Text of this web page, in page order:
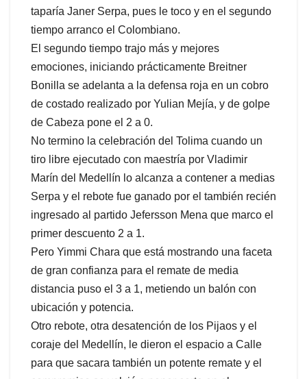
taparía Janer Serpa, pues le toco y en el segundo
tiempo arranco el Colombiano.
El segundo tiempo trajo más y mejores
emociones, iniciando prácticamente Breitner
Bonilla se adelanta a la defensa roja en un cobro
de costado realizado por Yulian Mejía, y de golpe
de Cabeza pone el 2 a 0.
No termino la celebración del Tolima cuando un
tiro libre ejecutado con maestría por Vladimir
Marín del Medellín lo alcanza a contener a medias
Serpa y el rebote fue ganado por el también recién
ingresado al partido Jefersson Mena que marco el
primer descuento 2 a 1.
Pero Yimmi Chara que está mostrando una faceta
de gran confianza para el remate de media
distancia puso el 3 a 1, metiendo un balón con
ubicación y potencia.
Otro rebote, otra desatención de los Pijaos y el
coraje del Medellín, le dieron el espacio a Calle
para que sacara también un potente remate y el